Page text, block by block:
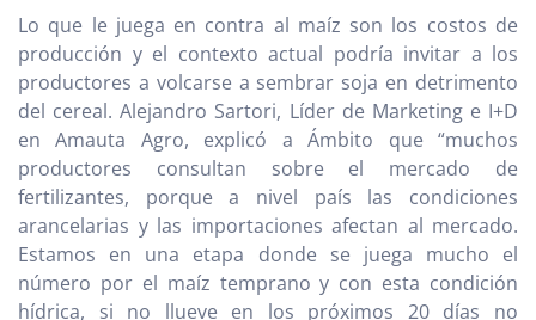
Lo que le juega en contra al maíz son los costos de
producción y el contexto actual podría invitar a los
productores a volcarse a sembrar soja en detrimento
del cereal. Alejandro Sartori, Líder de Marketing e I+D
en Amauta Agro, explicó a Ámbito que “muchos
productores consultan sobre el mercado de
fertilizantes, porque a nivel país las condiciones
arancelarias y las importaciones afectan al mercado.
Estamos en una etapa donde se juega mucho el
número por el maíz temprano y con esta condición
hídrica, si no llueve en los próximos 20 días no